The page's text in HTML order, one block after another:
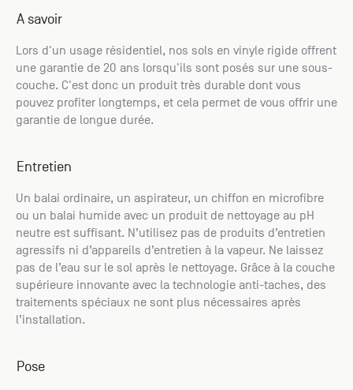
A savoir
Lors d'un usage résidentiel, nos sols en vinyle rigide offrent
une garantie de 20 ans lorsqu'ils sont posés sur une sous-
couche. C'est donc un produit très durable dont vous
pouvez profiter longtemps, et cela permet de vous offrir une
garantie de longue durée.
Entretien
Un balai ordinaire, un aspirateur, un chiffon en microfibre
ou un balai humide avec un produit de nettoyage au pH
neutre est suffisant. N’utilisez pas de produits d’entretien
agressifs ni d’appareils d’entretien à la vapeur. Ne laissez
pas de l’eau sur le sol après le nettoyage. Grâce à la couche
supérieure innovante avec la technologie anti-taches, des
traitements spéciaux ne sont plus nécessaires après
l’installation.
Pose